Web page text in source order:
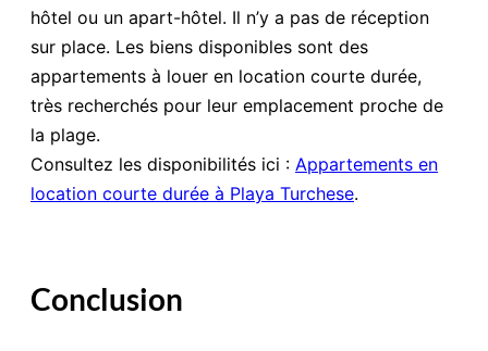
hôtel ou un apart-hôtel. Il n’y a pas de réception
sur place. Les biens disponibles sont des
appartements à louer en location courte durée,
très recherchés pour leur emplacement proche de
la plage.
Consultez les disponibilités ici : Appartements en
location courte durée à Playa Turchese.
Conclusion